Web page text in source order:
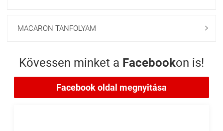
MACARON TANFOLYAM 
Kövessen minket a Facebookon is!
Facebook oldal megnyitása